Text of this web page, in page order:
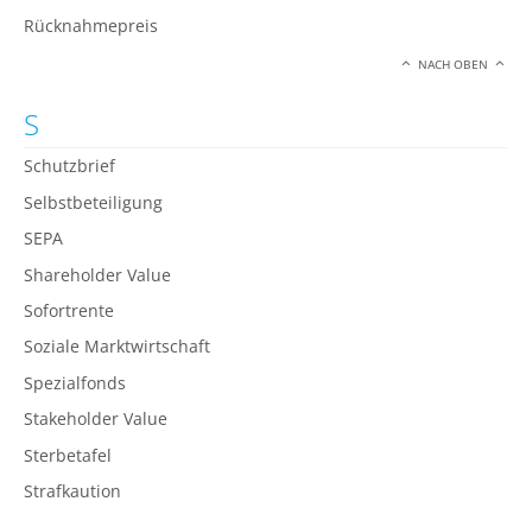
Rücknahmepreis
NACH OBEN
S
Schutzbrief
Selbstbeteiligung
SEPA
Shareholder Value
Sofortrente
Soziale Marktwirtschaft
Spezialfonds
Stakeholder Value
Sterbetafel
Strafkaution